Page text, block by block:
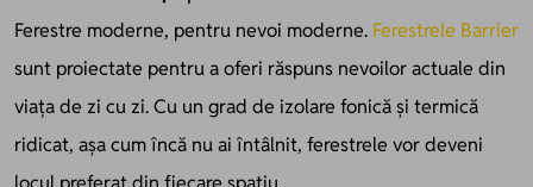
Ferestre moderne, pentru nevoi moderne. Ferestrele Barrier
sunt proiectate pentru a oferi răspuns nevoilor actuale din
viața de zi cu zi. Cu un grad de izolare fonică și termică
ridicat, așa cum încă nu ai întâlnit, ferestrele vor deveni